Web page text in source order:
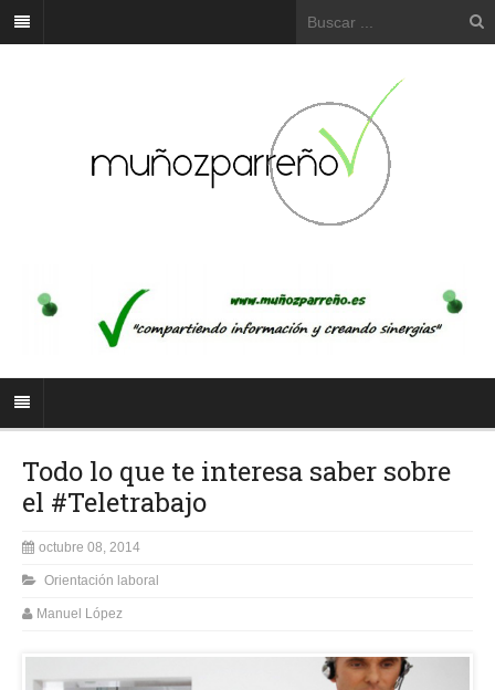
Todo lo que te interesa saber sobre
el #Teletrabajo
octubre 08, 2014
Orientación laboral
Manuel López